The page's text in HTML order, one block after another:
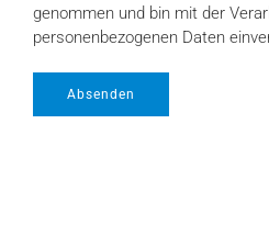
genommen und bin mit der
personenbezogenen Daten
Absenden